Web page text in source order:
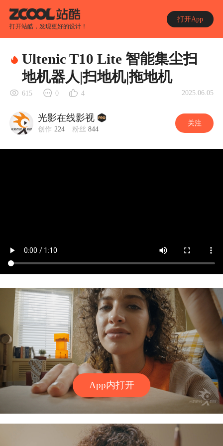
打开站酷，发现更好的设计！
打开App
App内打开
Ultenic T10 Lite 智能集尘扫
地机器人|扫地机|拖地机
615 0 4 2025.06.05
光影在线影视
创作 224 粉丝 844
关注